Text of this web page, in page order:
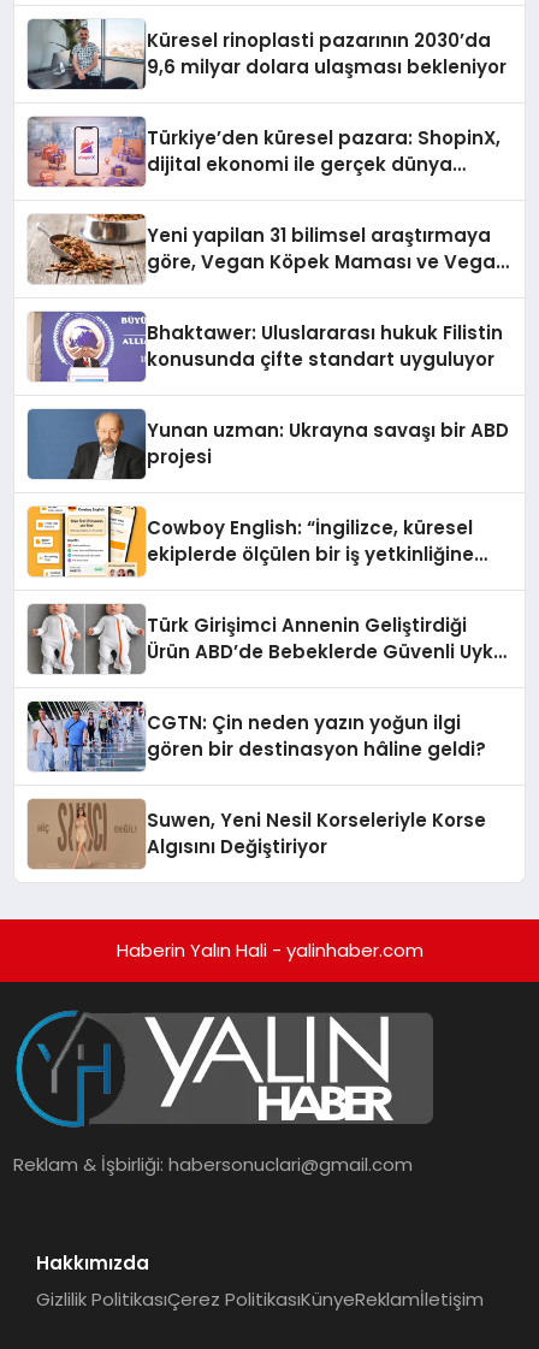
Küresel rinoplasti pazarının 2030’da
9,6 milyar dolara ulaşması bekleniyor
Türkiye’den küresel pazara: ShopinX,
dijital ekonomi ile gerçek dünya
Yeni yapilan 31 bilimsel araştırmaya
göre, Vegan Köpek Maması ve Vegan
Bhaktawer: Uluslararası hukuk Filistin
konusunda çifte standart uyguluyor
Yunan uzman: Ukrayna savaşı bir ABD
projesi
Cowboy English: “İngilizce, küresel
ekiplerde ölçülen bir iş yetkinliğine
Türk Girişimci Annenin Geliştirdiği
Ürün ABD’de Bebeklerde Güvenli Uyku
CGTN: Çin neden yazın yoğun ilgi
gören bir destinasyon hâline geldi?
Suwen, Yeni Nesil Korseleriyle Korse
Algısını Değiştiriyor
Haberin Yalın Hali - yalinhaber.com
Reklam & İşbirliği:habersonuclari@gmail.com
Hakkımızda
Gizlilik PolitikasıÇerez PolitikasıKünyeReklamİletişim